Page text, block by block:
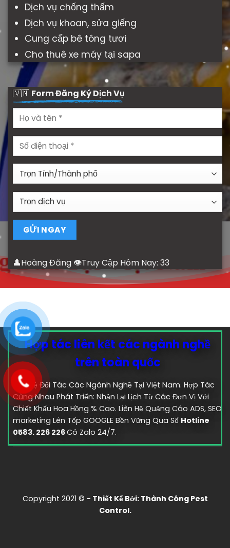
Dịch vụ chống thấm
Dịch vụ khoan, sửa giếng
Cung cấp bê tông tươi
Cho thuê xe máy tại sapa
🇻🇳 Form Đăng Ký Dịch Vụ
👤Hoàng Đăng 👁Truy Cập Hôm Nay: 33
Hợp tác liên kết các ngành nghề
trên toàn quốc
Liên Hệ Đối Tác Các Ngành Nghề Tại Việt Nam. Hợp Tác
Cùng Nhau Phát Triển: Nhận Lại Lịch Từ Các Đơn Vị Với
Chiết Khấu Hoa Hồng % Cao. Liên Hệ Quảng Cáo ADS, SEO
marketing Lên Tốp GOOGLE Bền Vững Qua Số Hotline
0583. 226 226Có Zalo 24/7.
Copyright 2021 © - Thiết Kế Bởi: Thành Công Pest
Control.